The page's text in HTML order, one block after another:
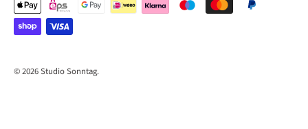
© 2026Studio Sonntag.